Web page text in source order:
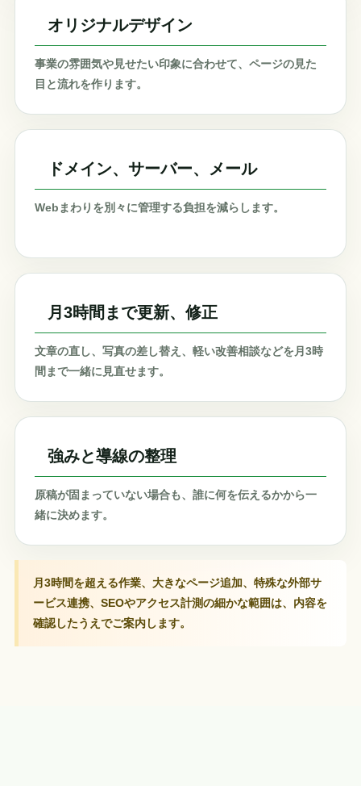
オリジナルデザイン
事業の雰囲気や見せたい印象に合わせて、ページの見た
目と流れを作ります。
ドメイン、サーバー、メール
Webまわりを別々に管理する負担を減らします。
月3時間まで更新、修正
文章の直し、写真の差し替え、軽い改善相談などを月3時
間まで一緒に見直せます。
強みと導線の整理
原稿が固まっていない場合も、誰に何を伝えるかから一
緒に決めます。
月3時間を超える作業、大きなページ追加、特殊な外部サ
ービス連携、SEOやアクセス計測の細かな範囲は、内容を
確認したうえでご案内します。